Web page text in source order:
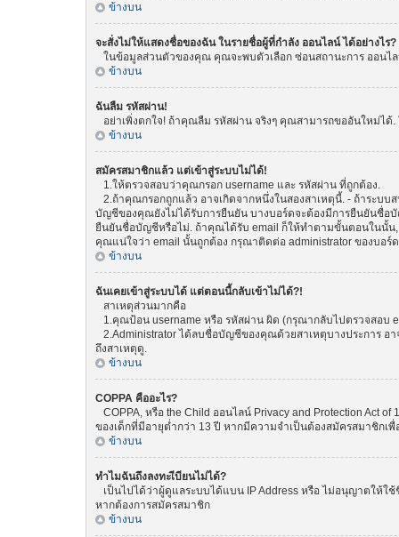
ข้างบน
จะสั่งไม่ให้แสดงชื่อของฉัน ในรายชื่อผู้ที่กำลัง ออนไลน์ ได้อย่างไร?
ในข้อมูลส่วนตัวของคุณ คุณจะพบตัวเลือก ซ่อนสถานะการ ออนไ
ข้างบน
ฉันลืม รหัสผ่าน!
อย่าเพิ่งตกใจ! ถ้าคุณลืม รหัสผ่าน จริงๆ คุณสามารถขออันใหม่ไ
ข้างบน
สมัครสมาชิกแล้ว แต่เข้าสู่ระบบไม่ได้!
1.ให้ตรวจสอบว่าคุณกรอก username และ รหัสผ่าน ที่ถูกต้อง.
2.ถ้าคุณกรอกถูกแล้ว อาจเกิดจากหนึ่งในสองสาเหตุนี้. - ถ้าระ
บัญชีของคุณยังไม่ได้รับการยืนยัน บางบอร์ดจะต้องมีการยืนยันชื่อ
ยืนยันชื่อบัญชีหรือไม่. ถ้าคุณได้รับ email ก็ให้ทำตามขั้นตอนในนั้น
คุณแน่ใจว่า email นั้นถูกต้อง กรุณาติดต่อ administrator ของบอร์
ข้างบน
ฉันเคยเข้าสู่ระบบได้ แต่ตอนนี้กลับเข้าไม่ได้?!
สาเหตุส่วนมากคือ
1.คุณป้อน username หรือ รหัสผ่าน ผิด (กรุณากลับไปตรวจสอบ
2.Administrator ได้ลบชื่อบัญชีของคุณด้วยสาเหตุบางประการ อ
ถึงสาเหตุดู.
ข้างบน
COPPA คืออะไร?
COPPA, หรือ the Child ออนไลน์ Privacy and Protection Act
ของเด็กที่มีอายุต่ำกว่า 13 ปี หากมีความจำเป็นต้องสมัครสมาชิกเ
ข้างบน
ทำไมฉันถึงลงทะเีบียนไม่ได้?
เป็นไปได้ว่าผู้ดูแลระบบได้แบน IP Address หรือ ไม่อนุญาตให้ใ
หากต้องการสมัครสมาชิก
ข้างบน